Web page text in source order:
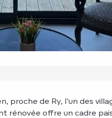
proche de Ry, l'un des
rénovée offre un cadre